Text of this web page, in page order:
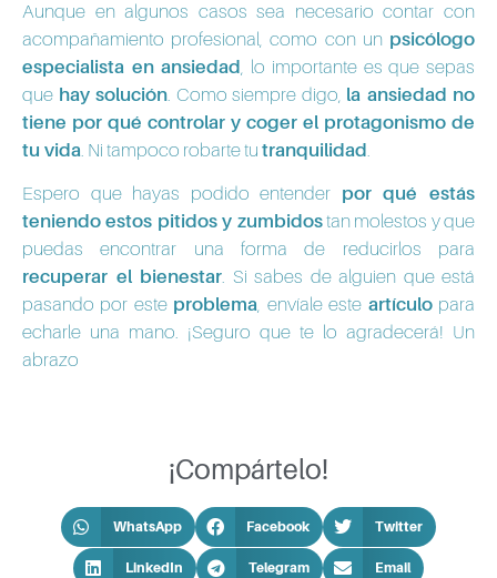
Aunque en algunos casos sea necesario contar con
acompañamiento profesional, como con un psicólogo
especialista en ansiedad, lo importante es que sepas
que hay solución. Como siempre digo, la ansiedad no
tiene por qué controlar y coger el protagonismo de
tu vida. Ni tampoco robarte tu tranquilidad.
Espero que hayas podido entender por qué estás
teniendo estos pitidos y zumbidostan molestos y que
puedas encontrar una forma de reducirlos para
recuperar el bienestar. Si sabes de alguien que está
pasando por este problema, envíale este artículopara
echarle una mano. ¡Seguro que te lo agradecerá! Un
abrazo
¡Compártelo!
WhatsApp Facebook Twitter
LinkedIn Telegram Email